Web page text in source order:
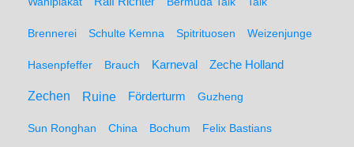
Brennerei Schulte Kemna Spitrituosen Weizenjunge
Hasenpfeffer Brauch Karneval Zeche Holland
Zechen Ruine Förderturm Guzheng
Sun Ronghan China Bochum Felix Bastians